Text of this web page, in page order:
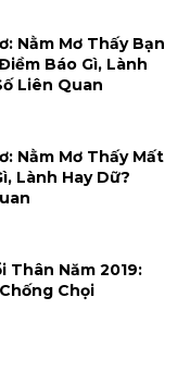
Nằm Mơ Thấy Bạn
Báo Gì, Lành
Liên Quan
Nằm Mơ Thấy Mất
Lành Hay Dữ?
Thân Năm 2019:
Chọi